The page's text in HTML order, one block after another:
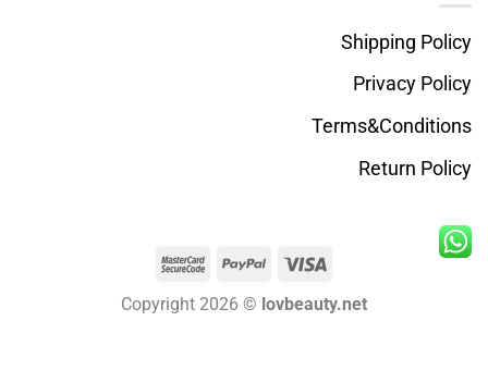
Shipping Policy
Privacy Policy
Terms&Conditions
Return Policy
Visa
PayPal
MasterCard
Copyright 2026 © lovbeauty.net